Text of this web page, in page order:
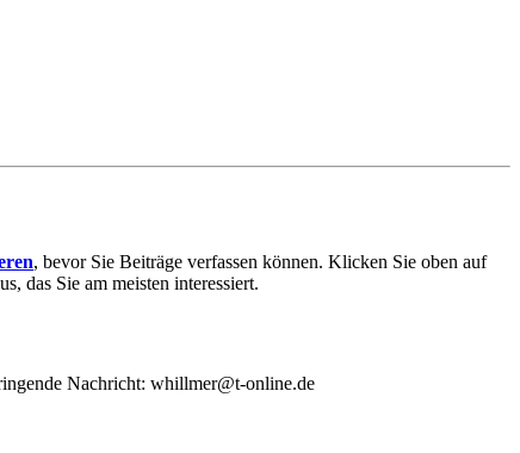
, bevor Sie Beiträge verfassen können. Klicken Sie oben auf
das Sie am meisten interessiert.
Nachricht: whillmer@t-online.de